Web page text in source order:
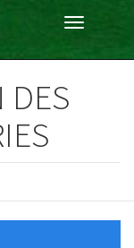
Toggle
DES